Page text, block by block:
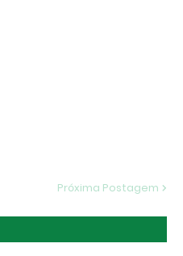
Próxima Postagem